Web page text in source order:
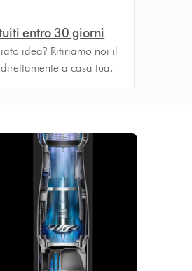
entro 30 giorni
idea? Ritiriamo noi il
a casa tua.